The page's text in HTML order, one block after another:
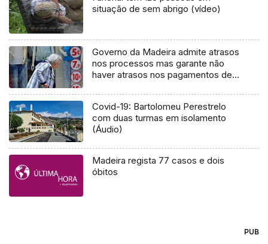
situação de sem abrigo (vídeo)
Governo da Madeira admite atrasos
nos processos mas garante não
haver atrasos nos pagamentos de
Covid-19: Bartolomeu Perestrelo
com duas turmas em isolamento
(Áudio)
Madeira regista 77 casos e dois
óbitos
PUB